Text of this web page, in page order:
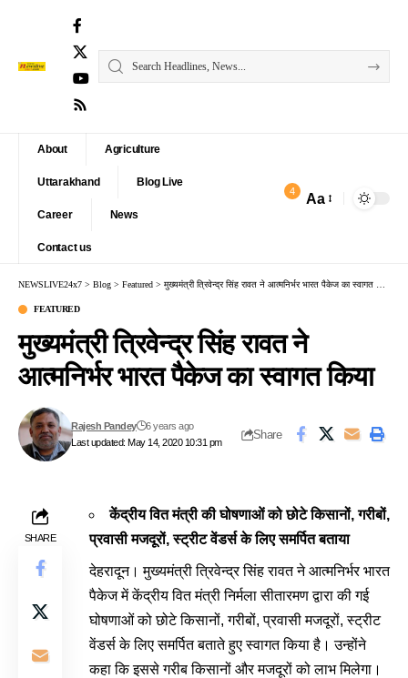
About Agriculture
Uttarakhand Blog Live
Career News
Contact us
4 Aa
NEWSLIVE24x7 > Blog > Featured > मुख्यमंत्री त्रिवेन्द्र सिंह रावत ने आत्मनिर्भर भारत पैकेज का स्वागत किया
FEATURED
मुख्यमंत्री त्रिवेन्द्र सिंह रावत ने
आत्मनिर्भर भारत पैकेज का स्वागत किया
Last updated: May 14, 2020 10:31 pm
Rajesh Pandey 6 years ago
Share
SHARE
केंद्रीय वित मंत्री की घोषणाओं को छोटे किसानों, गरीबों,
प्रवासी मजदूरों, स्ट्रीट वेंडर्स के लिए समर्पित बताया
देहरादून। मुख्यमंत्री त्रिवेन्द्र सिंह रावत ने आत्मनिर्भर भारत
पैकेज में केंद्रीय वित मंत्री निर्मला सीतारमण द्वारा की गई
घोषणाओं को छोटे किसानों, गरीबों, प्रवासी मजदूरों, स्ट्रीट
वेंडर्स के लिए समर्पित बताते हुए स्वागत किया है। उन्होंने
कहा कि इससे गरीब किसानों और मजदूरों को लाभ मिलेगा।